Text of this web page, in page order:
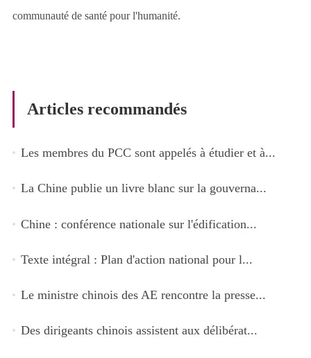
communauté de santé pour l'humanité.
Articles recommandés
Les membres du PCC sont appelés à étudier et à...
La Chine publie un livre blanc sur la gouverna...
Chine : conférence nationale sur l'édification...
Texte intégral : Plan d'action national pour l...
Le ministre chinois des AE rencontre la presse...
Des dirigeants chinois assistent aux délibérat...